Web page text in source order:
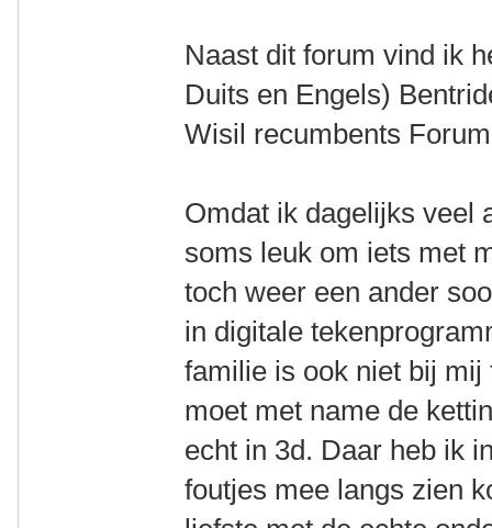
Naast dit forum vind ik
Duits en Engels)
Wisil recumbents
Omdat ik dagelijks veel
soms leuk om iets met
toch weer een ander
in digitale
familie is ook niet bij
moet met name de
echt in 3d. Daar heb ik
foutjes mee langs zien